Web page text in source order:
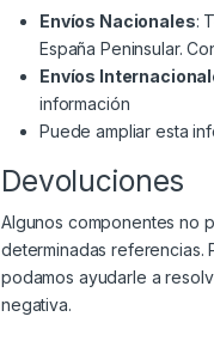
Envíos Nacionales:
España Peninsular.
Envíos
información
Puede ampliar esta
Devoluciones
Algunos componentes no
determinadas referencias.
podamos ayudarle a
negativa.